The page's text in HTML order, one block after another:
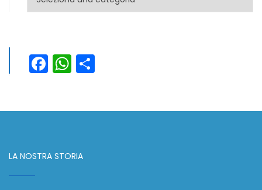
Facebook
WhatsApp
LA NOSTRA STORIA